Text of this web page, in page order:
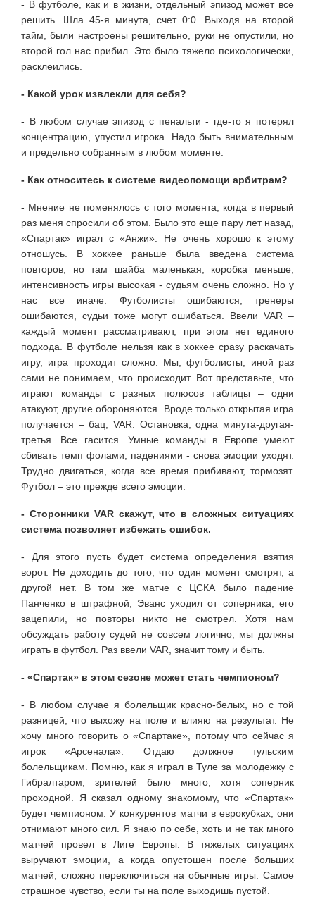
- В футболе, как и в жизни, отдельный эпизод может все
решить. Шла 45-я минута, счет 0:0. Выходя на второй
тайм, были настроены решительно, руки не опустили, но
второй гол нас прибил. Это было тяжело психологически,
расклеились.
- Какой урок извлекли для себя?
- В любом случае эпизод с пенальти - где-то я потерял
концентрацию, упустил игрока. Надо быть внимательным
и предельно собранным в любом моменте.
- Как относитесь к системе видеопомощи арбитрам?
- Мнение не поменялось с того момента, когда в первый
раз меня спросили об этом. Было это еще пару лет назад,
«Спартак» играл с «Анжи». Не очень хорошо к этому
отношусь. В хоккее раньше была введена система
повторов, но там шайба маленькая, коробка меньше,
интенсивность игры высокая - судьям очень сложно. Но у
нас все иначе. Футболисты ошибаются, тренеры
ошибаются, судьи тоже могут ошибаться. Ввели VAR –
каждый момент рассматривают, при этом нет единого
подхода. В футболе нельзя как в хоккее сразу раскачать
игру, игра проходит сложно. Мы, футболисты, иной раз
сами не понимаем, что происходит. Вот представьте, что
играют команды с разных полюсов таблицы – одни
атакуют, другие обороняются. Вроде только открытая игра
получается – бац, VAR. Остановка, одна минута-другая-
третья. Все гасится. Умные команды в Европе умеют
сбивать темп фолами, падениями - снова эмоции уходят.
Трудно двигаться, когда все время прибивают, тормозят.
Футбол – это прежде всего эмоции.
- Сторонники VAR скажут, что в сложных ситуациях
система позволяет избежать ошибок.
- Для этого пусть будет система определения взятия
ворот. Не доходить до того, что один момент смотрят, а
другой нет. В том же матче с ЦСКА было падение
Панченко в штрафной, Эванс уходил от соперника, его
зацепили, но повторы никто не смотрел. Хотя нам
обсуждать работу судей не совсем логично, мы должны
играть в футбол. Раз ввели VAR, значит тому и быть.
- «Спартак» в этом сезоне может стать чемпионом?
- В любом случае я болельщик красно-белых, но с той
разницей, что выхожу на поле и влияю на результат. Не
хочу много говорить о «Спартаке», потому что сейчас я
игрок «Арсенала». Отдаю должное тульским
болельщикам. Помню, как я играл в Туле за молодежку с
Гибралтаром, зрителей было много, хотя соперник
проходной. Я сказал одному знакомому, что «Спартак»
будет чемпионом. У конкурентов матчи в еврокубках, они
отнимают много сил. Я знаю по себе, хоть и не так много
матчей провел в Лиге Европы. В тяжелых ситуациях
выручают эмоции, а когда опустошен после больших
матчей, сложно переключиться на обычные игры. Самое
страшное чувство, если ты на поле выходишь пустой.